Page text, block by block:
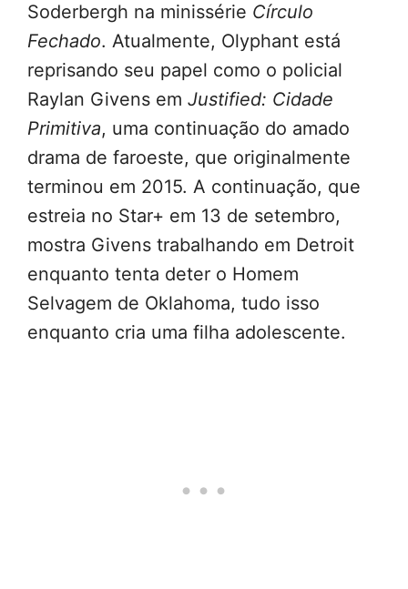
Soderbergh na minissérie Círculo
Fechado. Atualmente, Olyphant está
reprisando seu papel como o policial
Raylan Givens em Justified: Cidade
Primitiva, uma continuação do amado
drama de faroeste, que originalmente
terminou em 2015. A continuação, que
estreia no Star+ em 13 de setembro,
mostra Givens trabalhando em Detroit
enquanto tenta deter o Homem
Selvagem de Oklahoma, tudo isso
enquanto cria uma filha adolescente.